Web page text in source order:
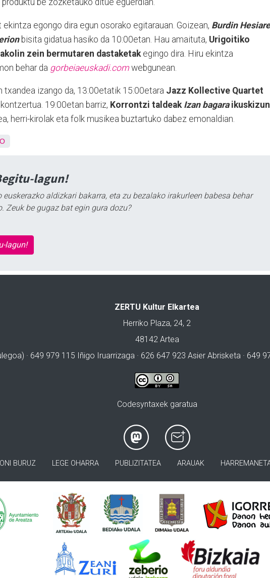
be zozketauko ditue eguerdian.
ekintza egongo dira egun osorako egitarauan. Goizean, Burdin
bisita gidatua hasiko da 10:00etan. Hau amaituta, Urigoitiko
zein bermutaren dastaketak egingo dira. Hiru ekintza
behar da gorbeiaeuskadi.com webgunean.
txandea izango da, 13:00etatik 15:00etara Jazz Kollective Quartet
19:00etan barriz, Korrontzi taldeak Izan bagara
herri-kirolak eta folk musikea buztartuko dabez emonaldian.
lagun!
euskerazko aldizkari bakarra, eta zu bezalako irakurleen babesa behar
Zeuk be gugaz bat egin gura dozu?
lagun!
ZERTU Kultur Elkartea
Herriko Plaza, 24, 2
48142 Artea
· 649 979 115 Iñigo Iruarrizaga · 626 647 923 Asier Abrisketa · 649
Codesyntaxek garatua
BURUZ LEGE OHARRA PUBLIZITATEA ARAUAK